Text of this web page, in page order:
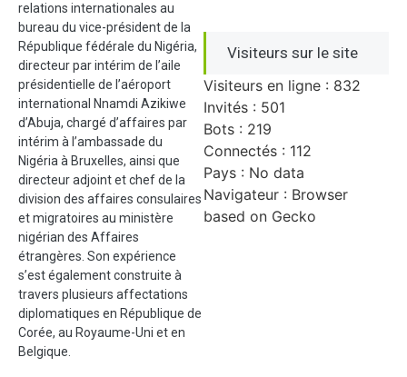
relations internationales au
bureau du vice-président de la
République fédérale du Nigéria,
directeur par intérim de l’aile
présidentielle de l’aéroport
international Nnamdi Azikiwe
d’Abuja, chargé d’affaires par
intérim à l’ambassade du
Nigéria à Bruxelles, ainsi que
directeur adjoint et chef de la
division des affaires consulaires
et migratoires au ministère
nigérian des Affaires
étrangères. Son expérience
s’est également construite à
travers plusieurs affectations
diplomatiques en République de
Corée, au Royaume-Uni et en
Belgique.
Visiteurs sur le site
Visiteurs en ligne : 832
Invités : 501
Bots : 219
Connectés : 112
Pays : No data
Navigateur : Browser
based on Gecko